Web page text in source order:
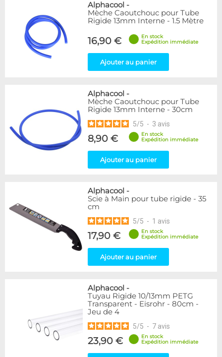
Alphacool -
Mèche Caoutchouc pour Tube
Rigide 13mm Interne - 1.5 Mètre
16,90 €
En stock
Expédition immédiate
Ajouter au panier
Alphacool -
Mèche Caoutchouc pour Tube
Rigide 13mm Interne - 30cm
5/5 - 3 avis
8,90 €
En stock
Expédition immédiate
Ajouter au panier
Alphacool -
Scie à Main pour tube rigide - 35
cm
5/5 - 1 avis
17,90 €
En stock
Expédition immédiate
Ajouter au panier
Alphacool -
Tuyau Rigide 10/13mm PETG
Transparent - Eisrohr - 80cm -
Jeu de 4
5/5 - 7 avis
23,90 €
En stock
Expédition immédiate